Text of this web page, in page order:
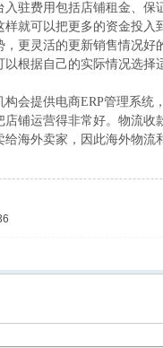
驻费用包括店铺租金、
就可以把更多的资金投
更灵活的更新销售情况
根据自己的实际情况选择
会提供电商ERP管理系
铺运营得非常好。物流
海外卖家，因此海外物流